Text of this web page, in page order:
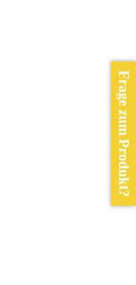
Frage zum Produkt?